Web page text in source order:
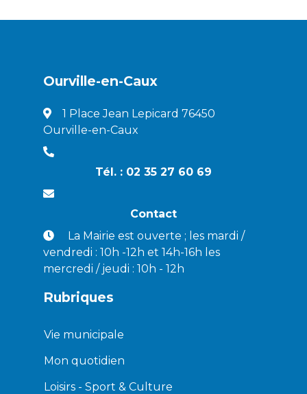
Ourville-en-Caux
1 Place Jean Lepicard 76450
Ourville-en-Caux
Tél. : 02 35 27 60 69
Contact
La Mairie est ouverte ; les mardi /
vendredi : 10h -12h et 14h-16h les
mercredi / jeudi : 10h - 12h
Rubriques
Vie municipale
Mon quotidien
Loisirs - Sport & Culture